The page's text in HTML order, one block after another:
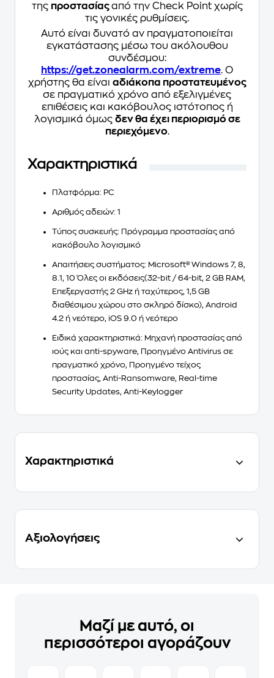
της προστασίαςαπό την Check Point χωρίς
τις γονικές ρυθμίσεις.
Αυτό είναι δυνατό αν πραγματοποιείται
εγκατάστασης μέσω του ακόλουθου
συνδέσμου:
https://get.zonealarm.com/extreme. Ο
χρήστης θα είναι αδιάκοπα προστατευμένος
σε πραγματικό χρόνο από εξελιγμένες
επιθέσεις και κακόβουλος ιστότοπος ή
λογισμικά όμως δεν θα έχει περιορισμό σε
περιεχόμενο.
Χαρακτηριστικά
Πλατφόρμα: PC
Αριθμός αδειών: 1
Τύπος συσκευής: Πρόγραμμα προστασίας από
κακόβουλο λογισμικό
Απαιτήσεις συστήματος: Microsoft® Windows 7, 8,
8.1, 10 Όλες οι εκδόσεις(32-bit / 64-bit, 2 GB RAM,
Επεξεργαστής 2 GHz ή ταχύτερος, 1,5 GB
διαθέσιμου χώρου στο σκληρό δίσκο), Android
4.2 ή νεότερο, iOS 9.0 ή νεότερο
Ειδικά χαρακτηριστικά: Μηχανή προστασίας από
ιούς και anti-spyware, Προηγμένο Antivirus σε
πραγματικό χρόνο, Προηγμένο τείχος
προστασίας, Anti-Ransomware, Real-time
Security Updates, Anti-Keylogger
Χαρακτηριστικά
Αξιολογήσεις
Μαζί με αυτό, οι
περισσότεροι αγοράζουν